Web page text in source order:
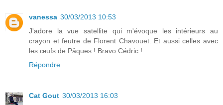
vanessa 30/03/2013 10:53
J'adore la vue satellite qui m'évoque les intérieurs au
crayon et feutre de Florent Chavouet. Et aussi celles avec
les œufs de Pâques ! Bravo Cédric !
Répondre
Cat Gout 30/03/2013 16:03